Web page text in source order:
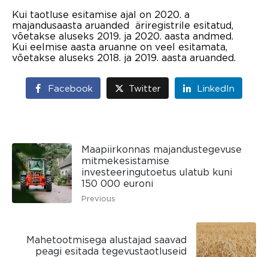
Kui taotluse esitamise ajal on 2020. a
majandusaasta aruanded äriregistrile esitatud,
võetakse aluseks 2019. ja 2020. aasta andmed.
Kui eelmise aasta aruanne on veel esitamata,
võetakse aluseks 2018. ja 2019. aasta aruanded.
Facebook Twitter LinkedIn
Maapiirkonnas majandustegevuse
mitmekesistamise
investeeringutoetus ulatub kuni
150 000 euroni
Previous
Mahetootmisega alustajad saavad
peagi esitada tegevustaotluseid